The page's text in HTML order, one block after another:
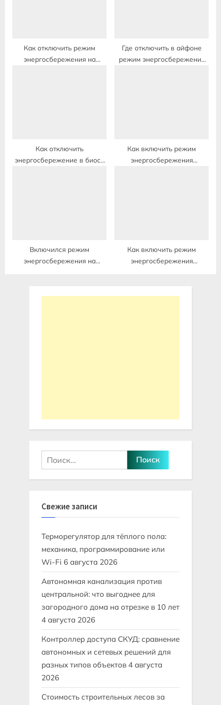
Как отключить режим
энергосбережения на
Где отключить в айфоне
режим энергосбережения
Как отключить
энергосбережение в биосе
Как включить режим
энергосбережения
Включился режим
энергосбережения на
Как включить режим
энергосбережения
Найти:
Свежие записи
Терморегулятор для тёплого пола:
механика, программирование или
Wi-Fi 6 августа 2026
Автономная канализация против
центральной: что выгоднее для
загородного дома на отрезке в 10 лет
4 августа 2026
Контроллер доступа СКУД: сравнение
автономных и сетевых решений для
разных типов объектов 4 августа
2026
Стоимость строительных лесов за